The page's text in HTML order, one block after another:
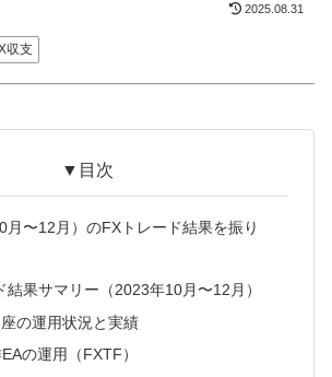
2025.08.31
収支
▼目次
月〜12月）のFXトレード結果を振り
結果サマリー（2023年10月〜12月）
の運用状況と実績
の運用（FXTF）